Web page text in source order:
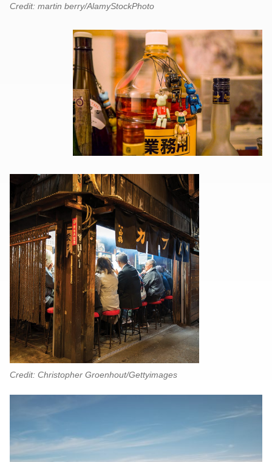
Credit: martin berry/AlamyStockPhoto
Credit: Christopher Groenhout/Gettyimages